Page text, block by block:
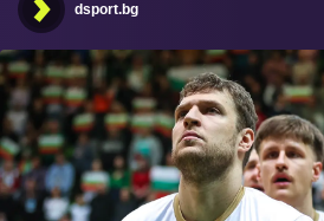
dsport.bg